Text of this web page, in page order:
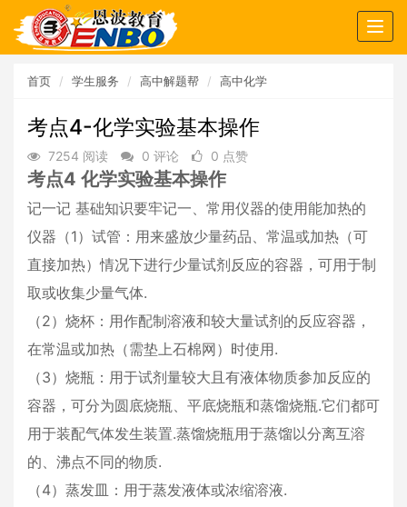
首页 学生服务 高中解题帮 高中化学
考点4-化学实验基本操作
7254 阅读 0 评论 0 点赞
考点4 化学实验基本操作
记一记 基础知识要牢记一、常用仪器的使用能加热的
仪器（1）试管：用来盛放少量药品、常温或加热（可
直接加热）情况下进行少量试剂反应的容器，可用于制
取或收集少量气体.
（2）烧杯：用作配制溶液和较大量试剂的反应容器，
在常温或加热（需垫上石棉网）时使用.
（3）烧瓶：用于试剂量较大且有液体物质参加反应的
容器，可分为圆底烧瓶、平底烧瓶和蒸馏烧瓶.它们都可
用于装配气体发生装置.蒸馏烧瓶用于蒸馏以分离互溶
的、沸点不同的物质.
（4）蒸发皿：用于蒸发液体或浓缩溶液.